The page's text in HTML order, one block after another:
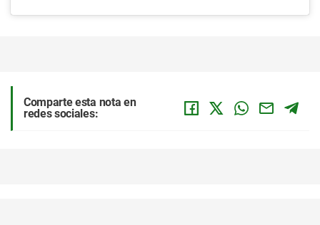
Comparte esta nota en
redes sociales: